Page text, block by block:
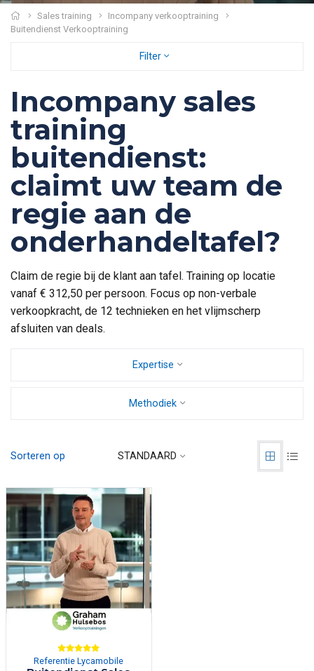
Sales training
Incompany verkooptraining
Buitendienst Verkooptraining
Filter
Incompany sales
training
buitendienst:
claimt uw team de
regie aan de
onderhandeltafel?
Claim de regie bij de klant aan tafel. Training op locatie
vanaf € 312,50 per persoon. Focus op non-verbale
verkoopkracht, de 12 technieken en het vlijmscherp
afsluiten van deals.
Expertise
Methodiek
Sorteren op STANDAARD
Referentie Lycamobile